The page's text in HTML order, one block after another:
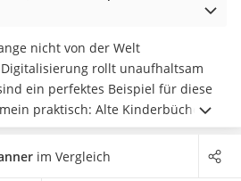
nicht von der Welt
rollt unaufhaltsam
ein perfektes Beispiel für diese
praktisch: Alte Kinderbücher
Auszüge lassen sich an
verschicken, Ausleihfristen der
im Vergleich